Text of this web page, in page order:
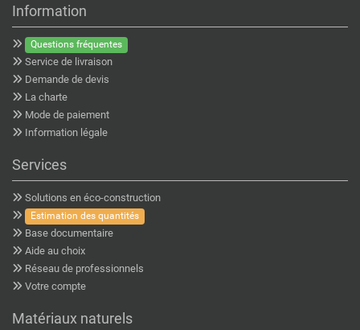
Information
Questions fréquentes
Service de livraison
Demande de devis
La charte
Mode de paiement
Information légale
Services
Solutions en éco-construction
Estimation des quantités
Base documentaire
Aide au choix
Réseau de professionnels
Votre compte
Matériaux naturels